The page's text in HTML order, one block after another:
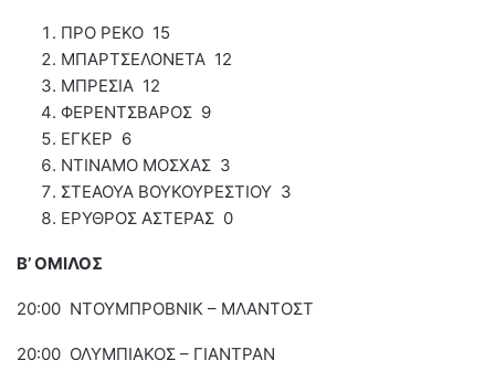
ΠΡΟ ΡΕΚΟ 15
ΜΠΑΡΤΣΕΛΟΝΕΤΑ 12
ΜΠΡΕΣΙΑ 12
ΦΕΡΕΝΤΣΒΑΡΟΣ 9
ΕΓΚΕΡ 6
ΝΤΙΝΑΜΟ ΜΟΣΧΑΣ 3
ΣΤΕΑΟΥΑ ΒΟΥΚΟΥΡΕΣΤΙΟΥ 3
ΕΡΥΘΡΟΣ ΑΣΤΕΡΑΣ 0
Β’ ΟΜΙΛΟΣ
20:00 ΝΤΟΥΜΠΡΟΒΝΙΚ – ΜΛΑΝΤΟΣΤ
20:00 ΟΛΥΜΠΙΑΚΟΣ – ΓΙΑΝΤΡΑΝ